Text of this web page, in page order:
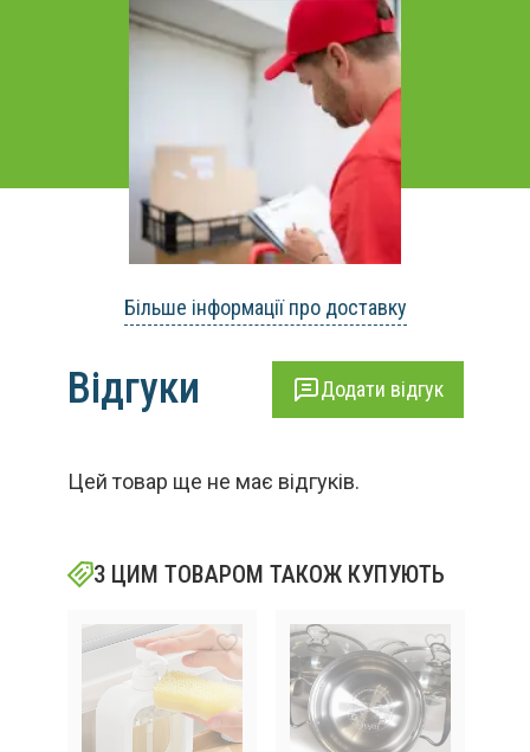
Більше інформації про доставку
Відгуки Додати відгук
Цей товар ще не має відгуків.
З ЦИМ ТОВАРОМ ТАКОЖ КУПУЮТЬ